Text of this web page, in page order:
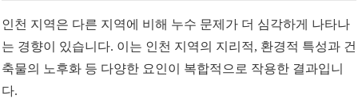
인천 지역은 다른 지역에 비해 누수 문제가 더 심각하게 나타나
는 경향이 있습니다. 이는 인천 지역의 지리적, 환경적 특성과 건
축물의 노후화 등 다양한 요인이 복합적으로 작용한 결과입니
다.